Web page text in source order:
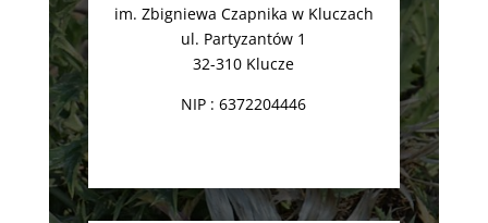
im. Zbigniewa Czapnika w Kluczach
ul. Partyzantów 1
32-310 Klucze
NIP : 6372204446